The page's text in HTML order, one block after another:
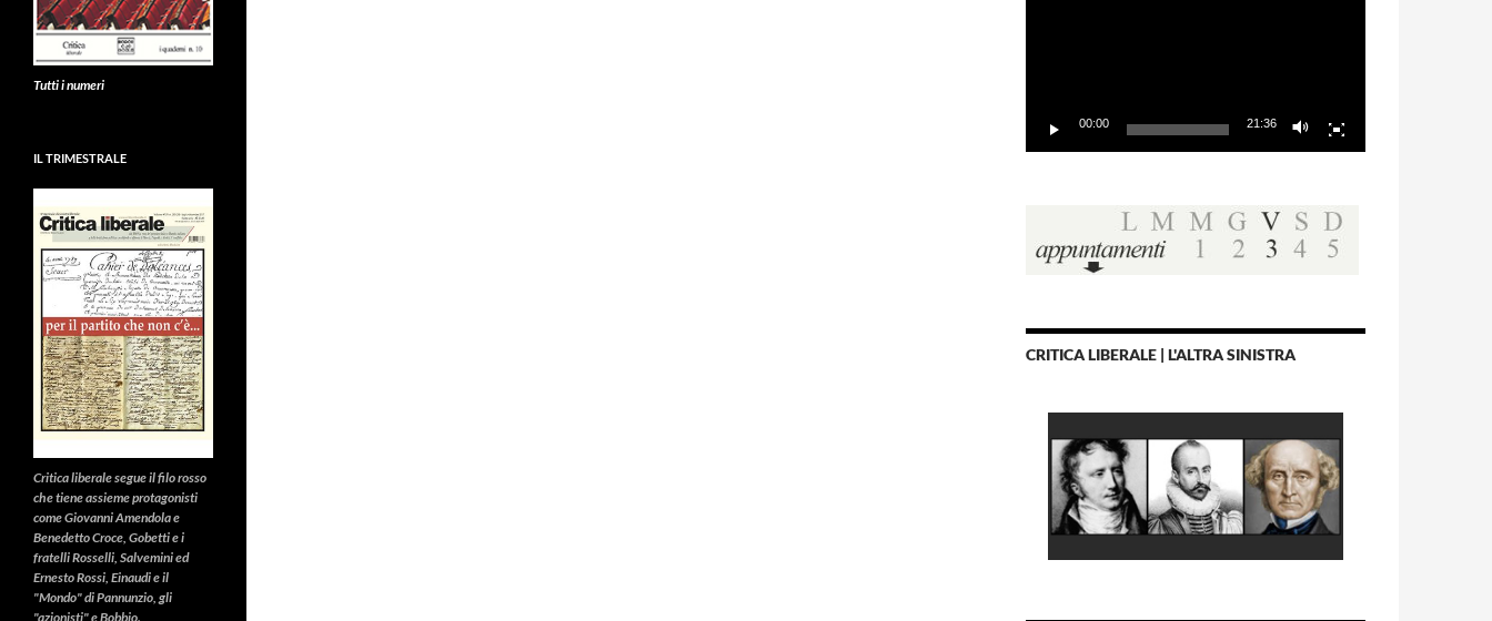
00:00 21:36
CRITICA LIBERALE | L'ALTRA SINISTRA
Tutti i numeri
IL TRIMESTRALE
Critica liberalesegue il filo rosso
che tiene assieme protagonisti
come Giovanni Amendola e
Benedetto Croce, Gobetti e i
fratelli Rosselli, Salvemini ed
Ernesto Rossi, Einaudi e il
"Mondo" di Pannunzio, gli
"azionisti" e Bobbio.